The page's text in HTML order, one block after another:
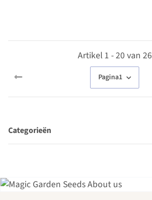
Artikel 1 - 20 van 26
Pagina1
Categorieën